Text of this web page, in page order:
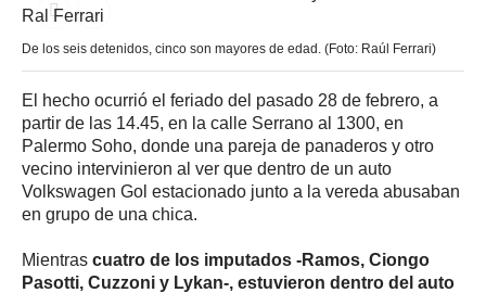
De los seis detenidos, cinco son mayores de edad. (Foto: Raúl Ferrari)
El hecho ocurrió el feriado del pasado 28 de febrero, a
partir de las 14.45, en la calle Serrano al 1300, en
Palermo Soho, donde una pareja de panaderos y otro
vecino intervinieron al ver que dentro de un auto
Volkswagen Gol estacionado junto a la vereda abusaban
en grupo de una chica.
Mientras cuatro de los imputados -Ramos, Ciongo
Pasotti, Cuzzoni y Lykan-, estuvieron dentro del auto